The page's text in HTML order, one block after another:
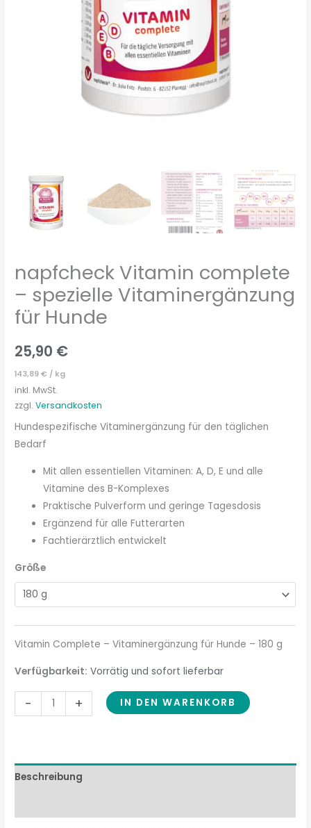
napfcheck Vitamin complete
– spezielle Vitaminergänzung
für Hunde
25,90 €
143,89€ / kg
inkl. MwSt.
zzgl.Versandkosten
Hundespezifische Vitaminergänzung für den täglichen
Bedarf
Mit allen essentiellen Vitaminen: A, D, E und alle
Vitamine des B-Komplexes
Praktische Pulverform und geringe Tagesdosis
Ergänzend für alle Futterarten
Fachtierärztlich entwickelt
Größe
Vitamin Complete – Vitaminergänzung für Hunde – 180 g
Verfügbarkeit: Vorrätig und sofort lieferbar
- + IN DEN WARENKORB
Beschreibung